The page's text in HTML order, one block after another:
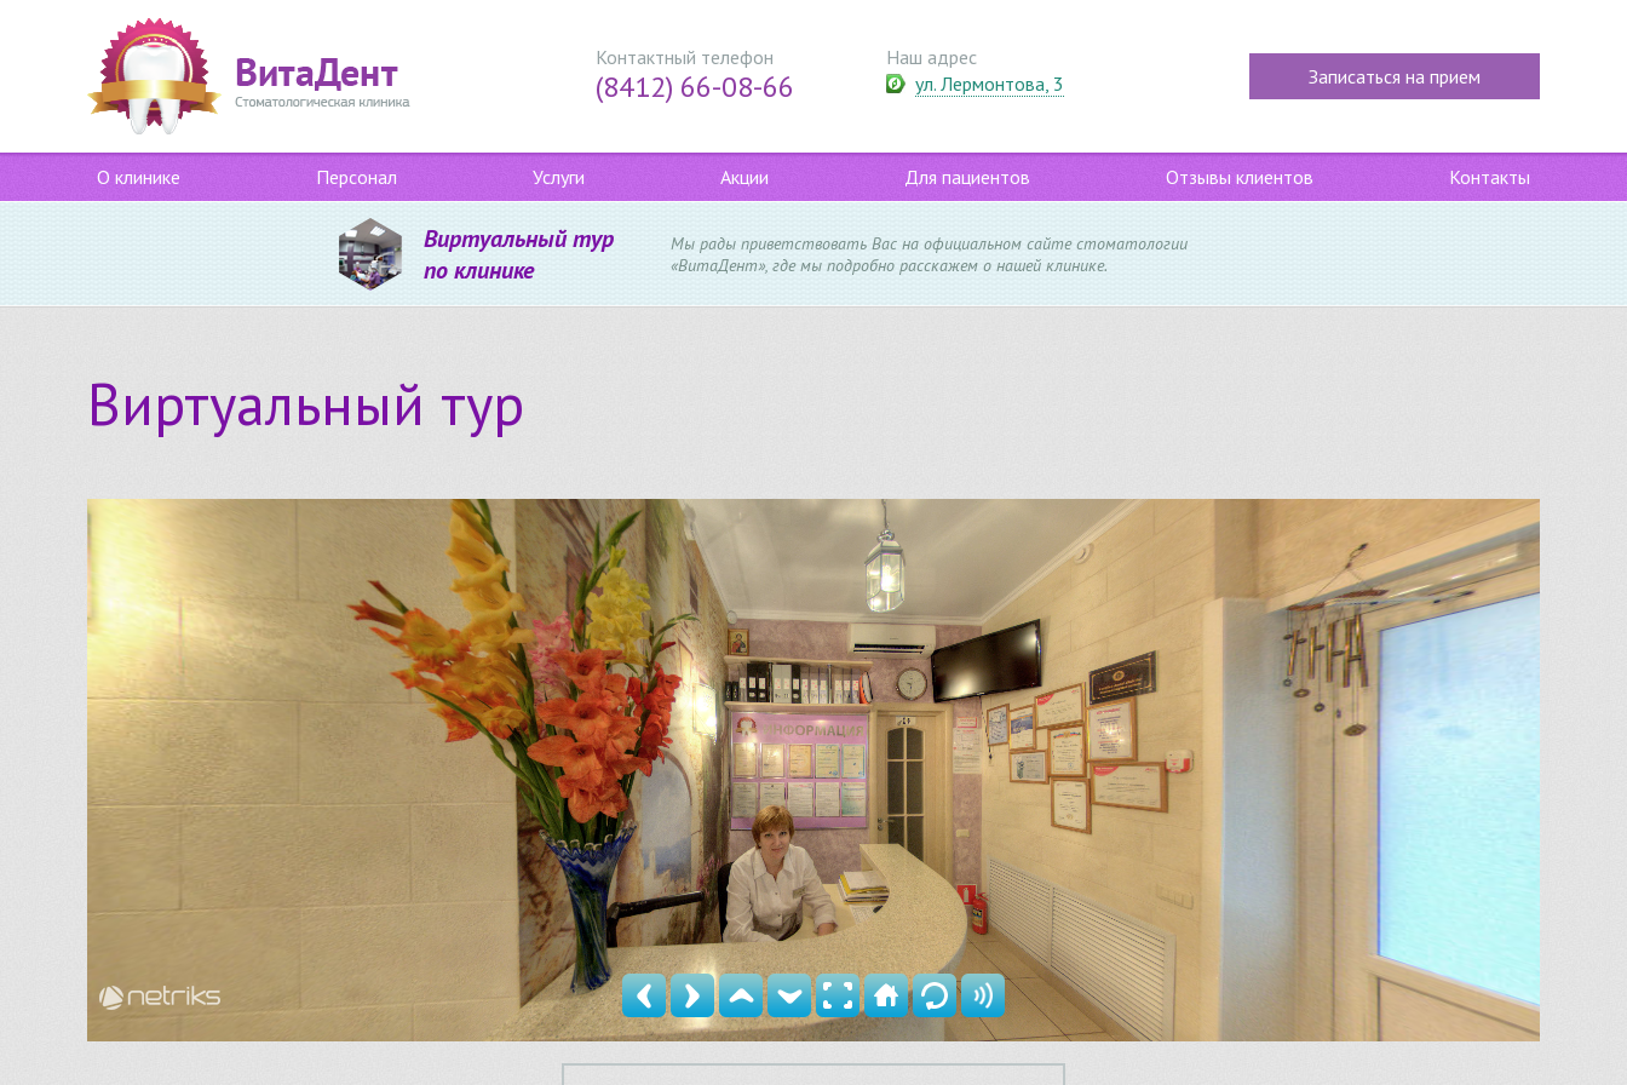
Контактный телефон
(8412) 66-08-66
Наш адрес
ул. Лермонтова, 3
Записаться на прием
О клинике Персонал Услуги Акции Для пациентов Отзывы клиентов Контакты
Виртуальный тур
по клинике
Мы рады приветствовать Вас на официальном сайте стоматологии
«ВитаДент», где мы подробно расскажем о нашей клинике.
Виртуальный тур